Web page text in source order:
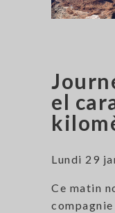
el
Lundi 29
Ce matin